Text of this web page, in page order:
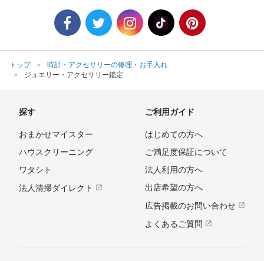
トップ
時計・アクセサリーの修理・お手入れ
ジュエリー・アクセサリー鑑定
探す
おまかせマイスター
ハウスクリーニング
ワタシト
法人清掃ダイレクト
ご利用ガイド
はじめての方へ
ご満足度保証について
法人利用の方へ
出店希望の方へ
広告掲載のお問い合わせ
よくあるご質問